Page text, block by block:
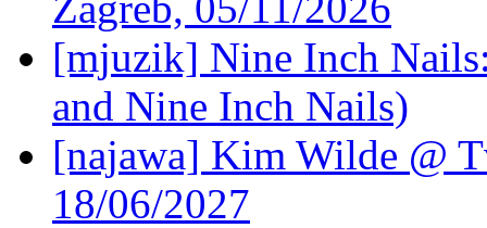
[mjuzik] Nine Inch
and Nine Inch Nails)
[najawa] Kim Wilde @
18/06/2027